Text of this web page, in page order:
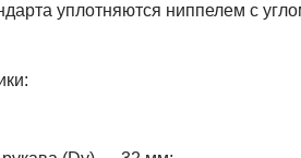
уплотняются ниппелем с